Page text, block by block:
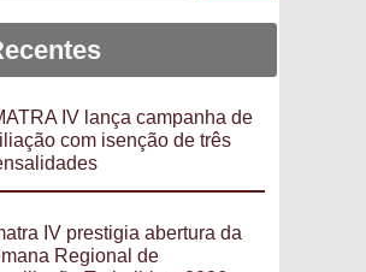
IV lança campanha de
com isenção de três
IV prestigia abertura da
Regional de